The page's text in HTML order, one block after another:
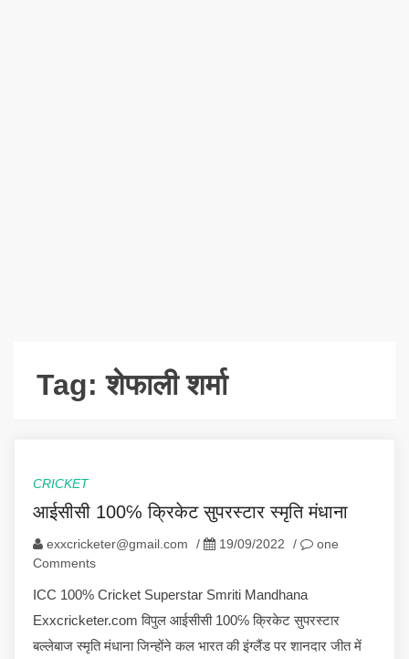
Tag:शेफाली शर्मा
CRICKET
आईसीसी 100℅ क्रिकेट सुपरस्टार स्मृति मंधाना
exxcricketer@gmail.com / 19/09/2022 /
one
Comments
ICC 100% Cricket Superstar Smriti Mandhana
Exxcricketer.com विपुल आईसीसी 100℅ क्रिकेट सुपरस्टार
बल्लेबाज स्मृति मंधाना जिन्होंने कल भारत की इंग्लैंड पर शानदार जीत में